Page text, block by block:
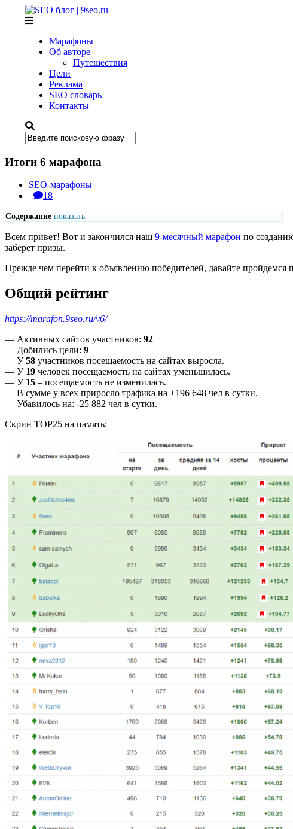
SEO блог | 9seo.ru
Марафоны
Об авторе
Путешествия
Цели
Реклама
SEO словарь
Контакты
Итоги 6 марафона
SEO-марафоны
18
Содержание показать
Всем привет! Вот и закончился наш 9-месячный марафон по
заберет призы.
Прежде чем перейти к объявлению победителей, давайте пройдемся
Общий рейтинг
https://marafon.9seo.ru/v6/
— Активных сайтов участников: 92
— Добились цели: 9
— У58 участников посещаемость на сайтах выросла.
— У 19 человек посещаемость на сайтах уменьшилась.
— У 15 – посещаемость не изменилась.
— В сумме у всех приросло трафика на +196 648 чел в сутки.
— Убавилось на: -25 882 чел в сутки.
Скрин TOP25 на память: